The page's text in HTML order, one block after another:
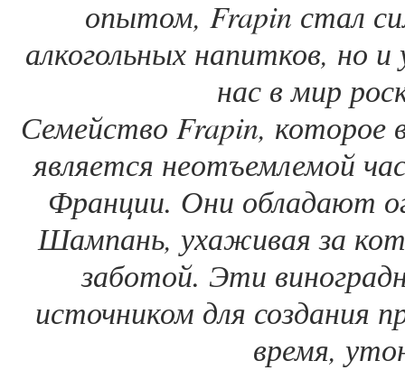
опытом, Frapin стал
алкогольных напитков, но
нас в мир
Семейство Frapin, которое
является неотъемлемой
Франции. Они обладают
Шампань, ухаживая за
заботой. Эти
источником для создания
время,